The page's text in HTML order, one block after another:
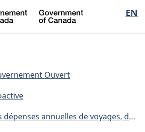
Passer
au
contenu
Passer
à
« Au
Passer
à
la
EN
of
Ouvert
annuelles de voyages, d'accueil et de conférences